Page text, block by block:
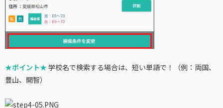
★ポイント★学校名で検索する場合は、短い単語で！（例：両国、
豊山、開智）